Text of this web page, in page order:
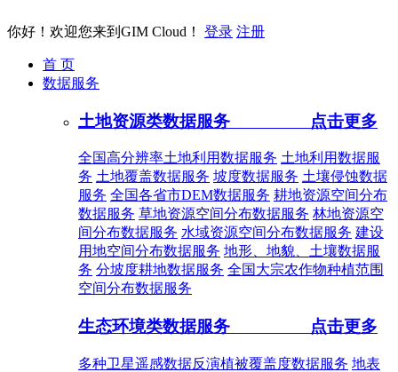
你好！欢迎您来到GIM Cloud！ 登录 注册
首 页
数据服务
土地资源类数据服务 点击更多
全国高分辨率土地利用数据服务 土地利用数据服
务 土地覆盖数据服务 坡度数据服务 土壤侵蚀数据
服务 全国各省市DEM数据服务 耕地资源空间分布
数据服务 草地资源空间分布数据服务 林地资源空
间分布数据服务 水域资源空间分布数据服务 建设
用地空间分布数据服务 地形、地貌、土壤数据服
务 分坡度耕地数据服务 全国大宗农作物种植范围
空间分布数据服务
生态环境类数据服务 点击更多
多种卫星遥感数据反演植被覆盖度数据服务 地表